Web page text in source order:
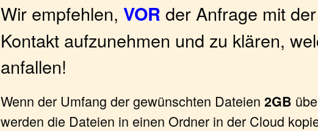
Wir empfehlen, VOR der Anfrage mit
Kontakt aufzunehmen und zu klären,
anfallen!
Wenn der Umfang der gewünschten Dateien 2GB
werden die Dateien in einen Ordner in der Cloud